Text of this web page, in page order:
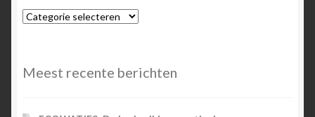
Blog-
Meest recente berichten